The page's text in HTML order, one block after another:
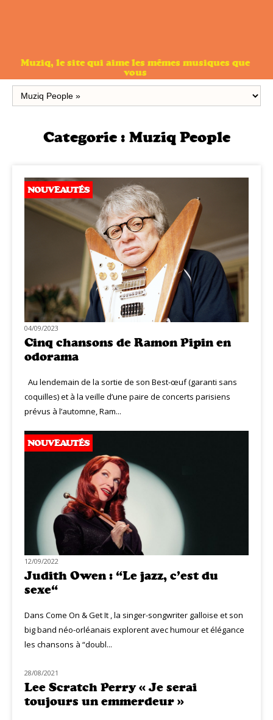
Muziq, le site qui aime les mêmes musiques que
vous
Categorie : Muziq People
NOUVEAUTÉS
04/09/2023
Cinq chansons de Ramon Pipin en
odorama
Au lendemain de la sortie de son Best-œuf (garanti sans
coquilles) et à la veille d’une paire de concerts parisiens
prévus à l’automne, Ram...
NOUVEAUTÉS
12/09/2022
Judith Owen : “Le jazz, c’est du
sexe“
Dans Come On & Get It , la singer-songwriter galloise et son
big band néo-orléanais explorent avec humour et élégance
les chansons à “doubl...
MUZIQ PEOPLE
28/08/2021
Lee Scratch Perry « Je serai
toujours un emmerdeur »